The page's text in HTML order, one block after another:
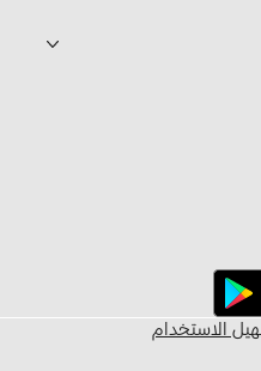
الاستخدام